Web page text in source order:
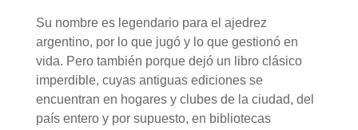
Su nombre es legendario para el ajedrez
argentino, por lo que jugó y lo que gestionó en
vida. Pero también porque dejó un libro clásico
imperdible, cuyas antiguas ediciones se
encuentran en hogares y clubes de la ciudad, del
país entero y por supuesto, en bibliotecas